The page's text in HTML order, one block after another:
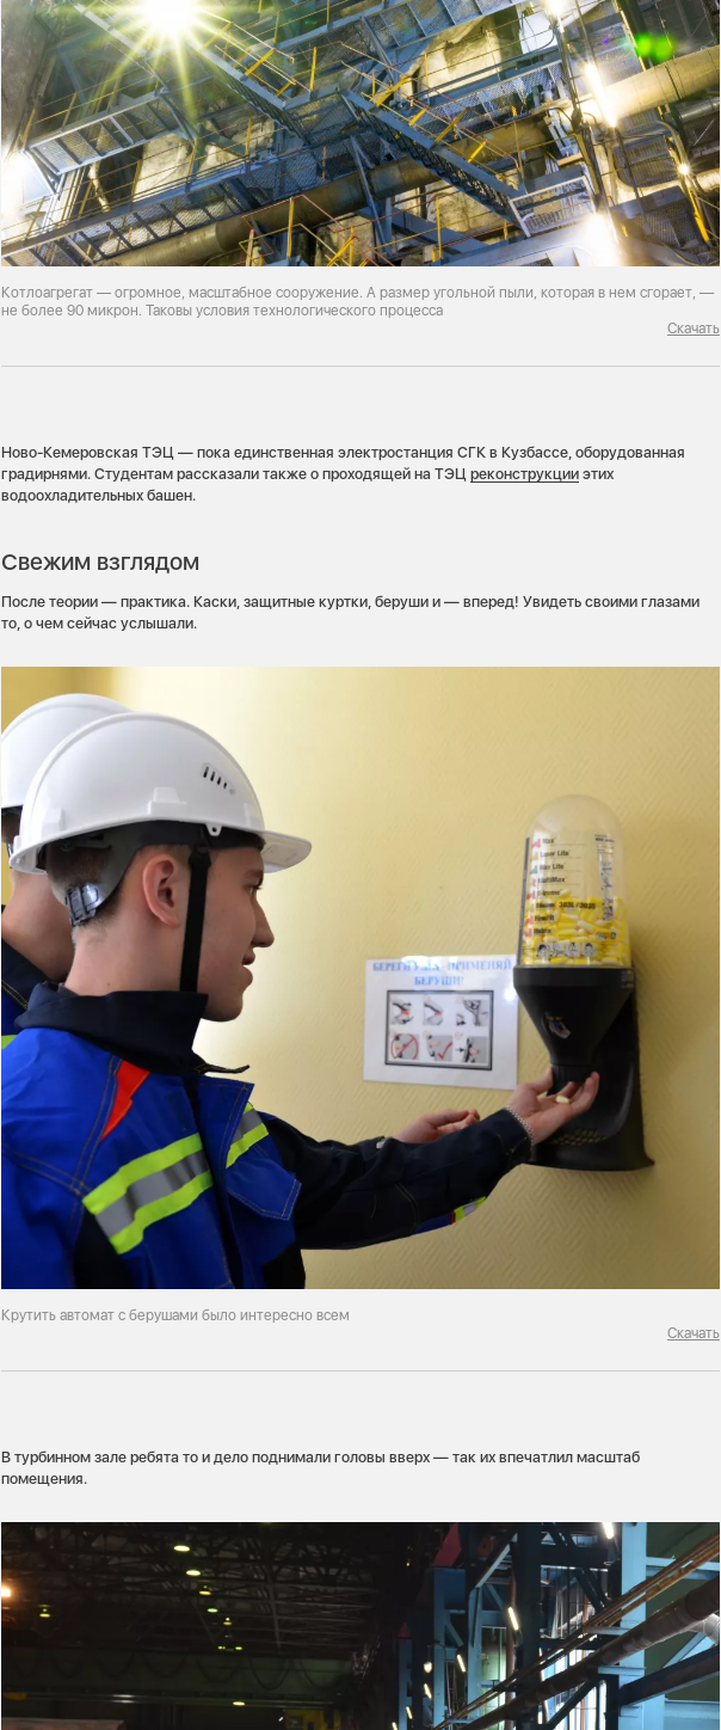
Котлоагрегат — огромное, масштабное сооружение. А размер угольной пыли, которая в нем сгорает, —
не более 90 микрон. Таковы условия технологического процесса
Скачать
Ново-Кемеровская ТЭЦ — пока единственная электростанция СГК в Кузбассе, оборудованная
градирнями. Студентам рассказали также о проходящей на ТЭЦреконструкции этих
водоохладительных башен.
Свежим взглядом
После теории — практика. Каски, защитные куртки, беруши и — вперед! Увидеть своими глазами
то, о чем сейчас услышали.
Крутить автомат с берушами было интересно всем
Скачать
В турбинном зале ребята то и дело поднимали головы вверх — так их впечатлил масштаб
помещения.